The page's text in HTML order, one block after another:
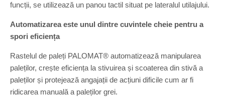
funcții, se utilizează un panou tactil situat pe lateralul utilajului.
Automatizarea este unul dintre cuvintele cheie pentru a
spori eficiența
Rastelul de paleți PALOMAT® automatizează manipularea
paleților, crește eficiența la stivuirea și scoaterea din stivă a
paleților și protejează angajații de acțiuni dificile cum ar fi
ridicarea manuală a paleților grei.